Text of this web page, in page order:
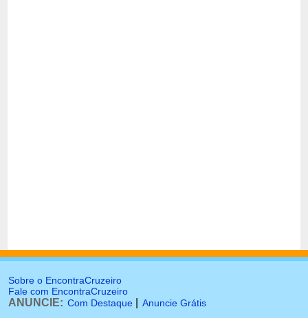
Sobre o EncontraCruzeiro
Fale com EncontraCruzeiro
ANUNCIE: Com Destaque Anuncie Grátis